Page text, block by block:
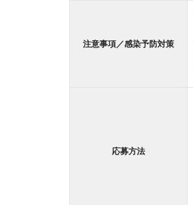
注意事項／感染予防対策
応募方法